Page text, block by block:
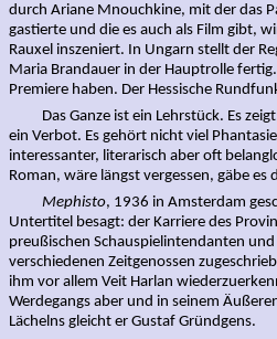
durch Ariane Mnouchkine, mit der das
gastierte und die es auch als Film gibt,
Rauxel inszeniert. In Ungarn stellt der
Maria Brandauer in der Hauptrolle
Premiere haben. Der Hessische
Das Ganze ist ein Lehrstück. Es
ein Verbot. Es gehört nicht viel
interessanter, literarisch aber oft
Roman, wäre längst vergessen, gäbe es
Mephisto, 1936 in Amsterdam
Untertitel besagt: der Karriere des
preußischen Schauspielintendanten
verschiedenen Zeitgenossen
ihm vor allem Veit Harlan
Werdegangs aber und in seinem
Lächelns gleicht er Gustaf Gründgens.